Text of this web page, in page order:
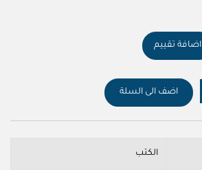
اضافة تقييم
اضف الى السلة
الكتب